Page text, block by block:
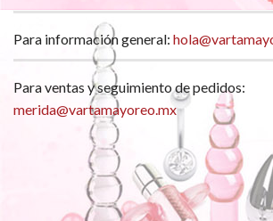
Para información general:
Para ventas y seguimiento de pedidos:
merida@vartamayoreo.mx